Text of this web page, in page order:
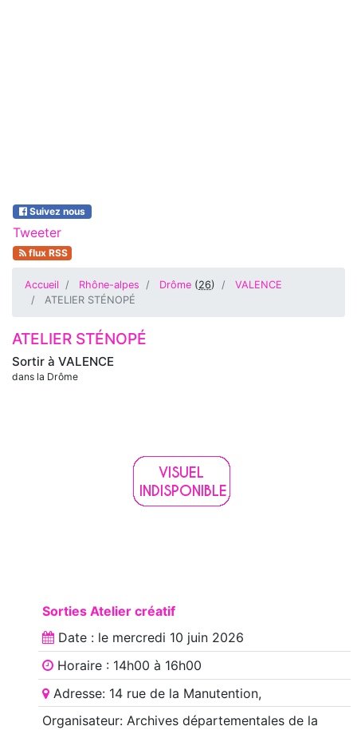
Suivez nous
Tweeter
flux RSS
Accueil Rhône-alpes Drôme (26)
VALENCE
ATELIER STÉNOPÉ
Sortir à VALENCE
dans la Drôme
ATELIER STÉNOPÉ
Sorties Atelier créatif
Date : le mercredi 10 juin 2026
Horaire : 14h00 à 16h00
Adresse: 14 rue de la Manutention,
Organisateur: Archives départementales de la